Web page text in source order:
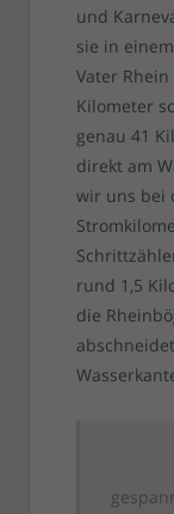
und
sie in
Vater
Kilometer
genau 41
direkt am
wir uns bei
rund 1,5
die